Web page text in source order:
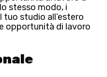
stesso modo, i
studio all’estero
opportunità di lavoro